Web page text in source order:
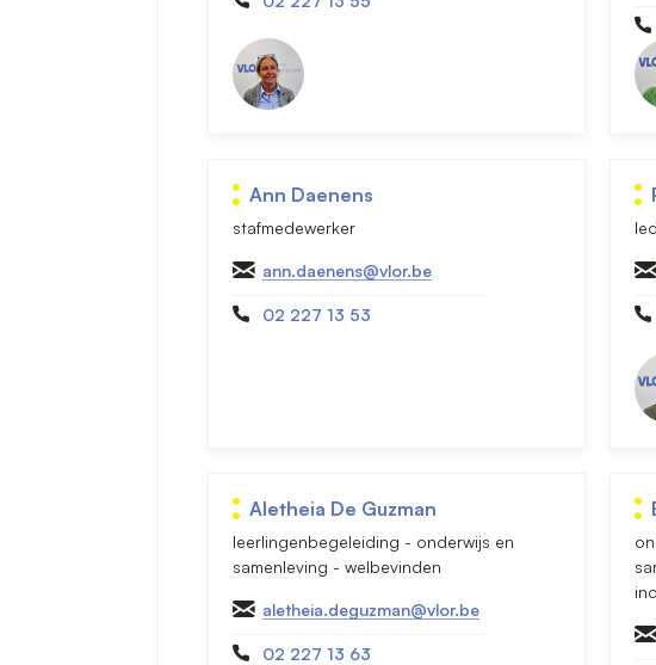
Ann Daenens
stafmedewerker
ann.daenens@vlor.be
02 227 13 53
Aletheia De Guzman
leerlingenbegeleiding - onderwijs en
samenleving - welbevinden
aletheia.deguzman@vlor.be
02 227 13 63